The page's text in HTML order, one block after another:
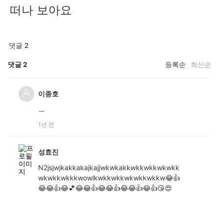
떠나 보아요
댓글 2
댓글2 등록순 최신순
이종호
ㅡ
1년 전
성효진
N2jsjwjkakkakajkajjwkwkakkwkkwkkwkwkk
wkwkkwkkkwowlkwkkwkkwkwkkwkkw😂👍
😂😂👍😂💕😂😂👍😂😂👍😂😂👍😂👍😘😍